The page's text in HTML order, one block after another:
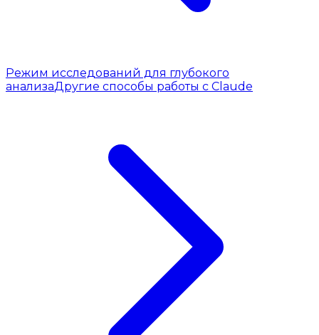
Режим исследований для глубокого
анализаДругие способы работы с Claude